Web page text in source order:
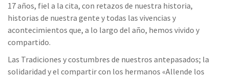
17 años, fiel a la cita, con retazos de nuestra historia,
historias de nuestra gente y todas las vivencias y
acontecimientos que, a lo largo del año, hemos vivido y
compartido.
Las Tradiciones y costumbres de nuestros antepasados; la
solidaridad y el compartir con los hermanos «Allende los